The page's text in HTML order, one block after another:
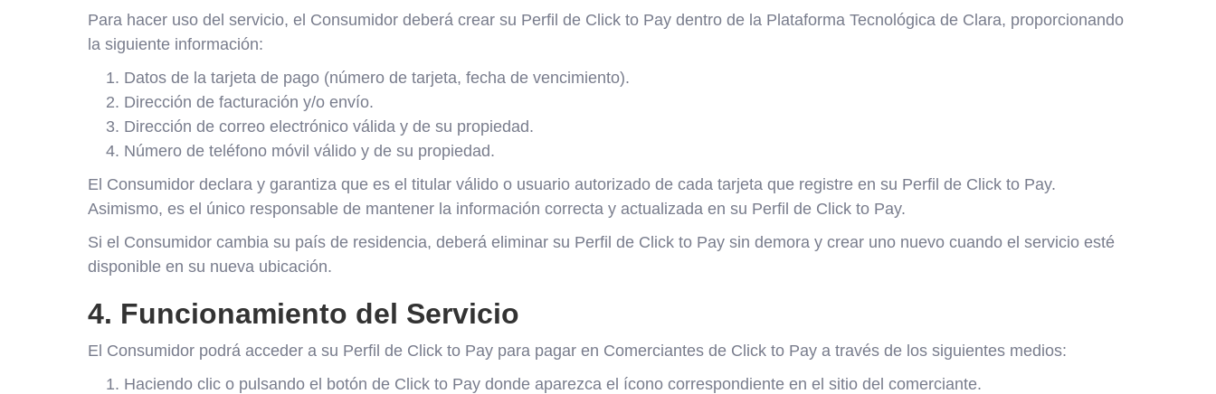
Para hacer uso del servicio, el Consumidor deberá crear su Perfil de Click to Pay dentro de la Plataforma Tecnológica de Clara, proporcionando
la siguiente información:
Datos de la tarjeta de pago (número de tarjeta, fecha de vencimiento).
Dirección de facturación y/o envío.
Dirección de correo electrónico válida y de su propiedad.
Número de teléfono móvil válido y de su propiedad.
El Consumidor declara y garantiza que es el titular válido o usuario autorizado de cada tarjeta que registre en su Perfil de Click to Pay.
Asimismo, es el único responsable de mantener la información correcta y actualizada en su Perfil de Click to Pay.
Si el Consumidor cambia su país de residencia, deberá eliminar su Perfil de Click to Pay sin demora y crear uno nuevo cuando el servicio esté
disponible en su nueva ubicación.
4. Funcionamiento del Servicio
El Consumidor podrá acceder a su Perfil de Click to Pay para pagar en Comerciantes de Click to Pay a través de los siguientes medios:
Haciendo clic o pulsando el botón de Click to Pay donde aparezca el ícono correspondiente en el sitio del comerciante.